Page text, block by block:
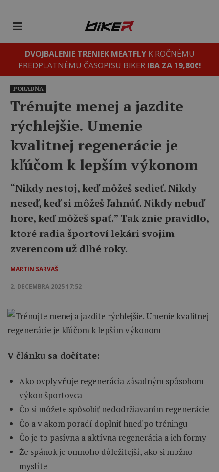
DVOJBALENIE TRENIEK MEATFLYK ROČNÉMU
PREDPLATNÉMU ČASOPISU BIKER IBA ZA 19,80€!
PORADŇA
Trénujte menej a jazdite
rýchlejšie. Umenie
kvalitnej regenerácie je
kľúčom k lepším výkonom
“Nikdy nestoj, keď môžeš sedieť. Nikdy
neseď, keď si môžeš ľahnúť. Nikdy nebuď
hore, keď môžeš spať.” Tak znie pravidlo,
ktoré radia športoví lekári svojim
zverencom už dlhé roky.
MARTIN SARVAŠ
2. DECEMBRA 2025 17:52
V článku sa dočítate:
Ako ovplyvňuje regenerácia zásadným spôsobom
výkon športovca
Čo si môžete spôsobiť nedodržiavaním regenerácie
Čo a v akom poradí doplniť hneď po tréningu
Čo je to pasívna a aktívna regenerácia a ich formy
Že spánok je omnoho dôležitejší, ako si možno
myslíte